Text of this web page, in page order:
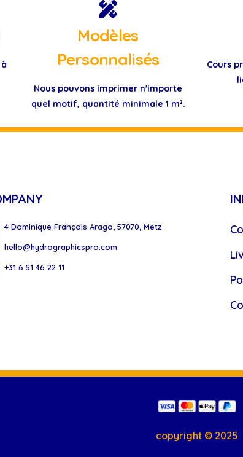
Modèles
Personnalisés
Nous pouvons imprimer n'importe
quel motif, quantité minimale 1 m².
Cours
4 Dominique François Arago, 57070, Metz
hello@hydrographicspro.com
+31 6 51 46 22 11
copyright © 2025